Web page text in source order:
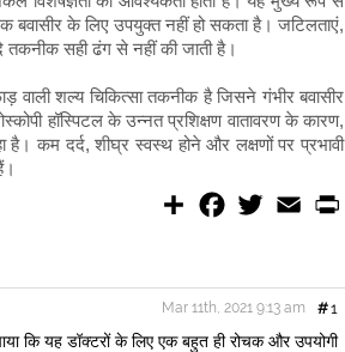
बवासीर के लिए उपयुक्त नहीं हो सकता है। जटिलताएं,
तकनीक सही ढंग से नहीं की जाती है।
वाली शल्य चिकित्सा तकनीक है जिसने गंभीर बवासीर
हॉस्पिटल के उन्नत प्रशिक्षण वातावरण के कारण,
है। कम दर्द, शीघ्र स्वस्थ होने और लक्षणों पर प्रभावी
S
o
o
k
w
e
r
m
#1
Mar 11th, 2021 9:13 am
कि यह डॉक्टरों के लिए एक बहुत ही रोचक और उपयोगी